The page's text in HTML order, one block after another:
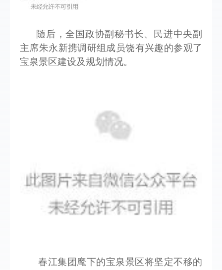
随后，全国政协副秘书长、民进中央副
主席朱永新携调研组成员饶有兴趣的参观了
宝泉景区建设及规划情况。
春江集团麾下的宝泉景区将坚定不移的